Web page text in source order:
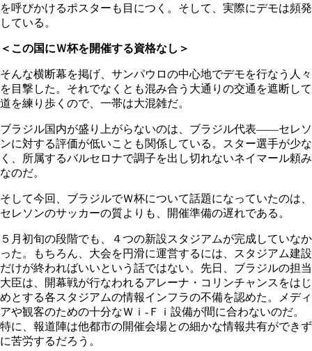
を呼びかけるポスターも目につく。そして、実際にデモは頻発
している。
＜この国にＷ杯を開催する資格なし＞
そんな横断幕を掲げ、サンパウロの中心地でデモを行なう人々
を目撃した。それでなくとも混み合う大通りの交通を遮断して
道を練り歩くので、一帯は大混雑だ。
ブラジル国内が盛り上がらないのは、ブラジル代表――セレソ
ンに対する評価が低いことも関係している。スター選手が少な
く、所属するバルセロナで調子を出し切れないネイマール頼み
なのだ。
そして今回、ブラジルでＷ杯について話題になっていたのは、
セレソンのサッカーの質よりも、開催準備の遅れである。
５月初旬の段階でも、４つの新設スタジアムが完成していなか
った。もちろん、大会を円滑に運営するには、スタジアム建設
だけが終わればいいという話ではない。先日、ブラジルの担当
大臣は、開幕戦が行なわれるアレーナ・コリンチャンスをはじ
めとする各スタジアムの情報インフラの不備を認めた。メディ
アや観客のための十分なＷｉ-Ｆｉ設備が間に合わないのだ。
特に、報道陣は他都市の開催会場との細かな情報共有ができず
に苦労するだろう。